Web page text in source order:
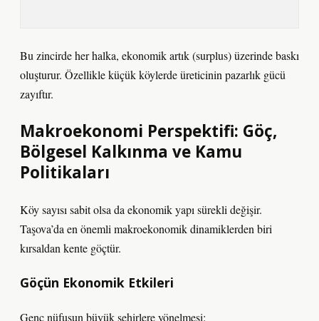
Bu zincirde her halka, ekonomik artık (surplus) üzerinde baskı
oluşturur. Özellikle küçük köylerde üreticinin pazarlık gücü
zayıftır.
Makroekonomi Perspektifi: Göç,
Bölgesel Kalkınma ve Kamu
Politikaları
Köy sayısı sabit olsa da ekonomik yapı sürekli değişir.
Taşova’da en önemli makroekonomik dinamiklerden biri
kırsaldan kente göçtür.
Göçün Ekonomik Etkileri
Genç nüfusun büyük şehirlere yönelmesi: